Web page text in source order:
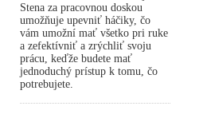
Stena za pracovnou doskou
umožňuje upevniť háčiky, čo
vám umožní mať všetko pri ruke
a zefektívniť a zrýchliť svoju
prácu, keďže budete mať
jednoduchý prístup k tomu, čo
potrebujete.